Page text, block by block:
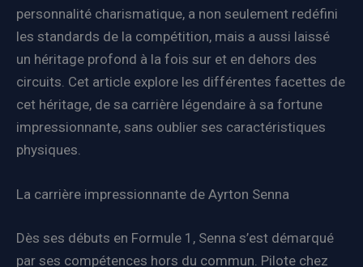
personnalité charismatique, a non seulement redéfini
les standards de la compétition, mais a aussi laissé
un héritage profond à la fois sur et en dehors des
circuits. Cet article explore les différentes facettes de
cet héritage, de sa carrière légendaire à sa fortune
impressionnante, sans oublier ses caractéristiques
physiques.
La carrière impressionnante de Ayrton Senna
Dès ses débuts en Formule 1, Senna s’est démarqué
par ses compétences hors du commun. Pilote chez